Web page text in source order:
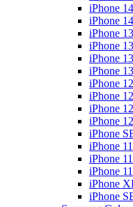
iPhone
iPhone
iPhone 13
iPhone
iPhone
iPhone
iPhone 12
iPhone
iPhone
iPhone
iPhone
iPhone 11
iPhone
iPhone
iPhone
iPhone